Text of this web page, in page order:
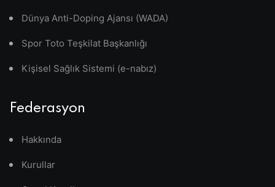
Dünya Anti-Doping Ajansı (WADA)
Spor Toto Teşkilat Başkanlığı
Kişisel Sağlık Sistemi (e-nabız)
Federasyon
Hakkında
Kurullar